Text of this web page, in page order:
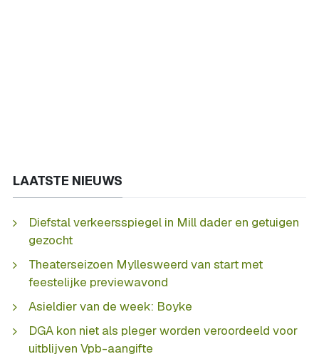
LAATSTE NIEUWS
Diefstal verkeersspiegel in Mill dader en getuigen
gezocht
Theaterseizoen Myllesweerd van start met
feestelijke previewavond
Asieldier van de week: Boyke
DGA kon niet als pleger worden veroordeeld voor
uitblijven Vpb-aangifte